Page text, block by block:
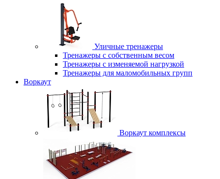
Уличные тренажеры
Тренажеры с собственным весом
Тренажеры с изменяемой нагрузкой
Тренажеры для маломобильных групп
Воркаут
Воркаут комплексы